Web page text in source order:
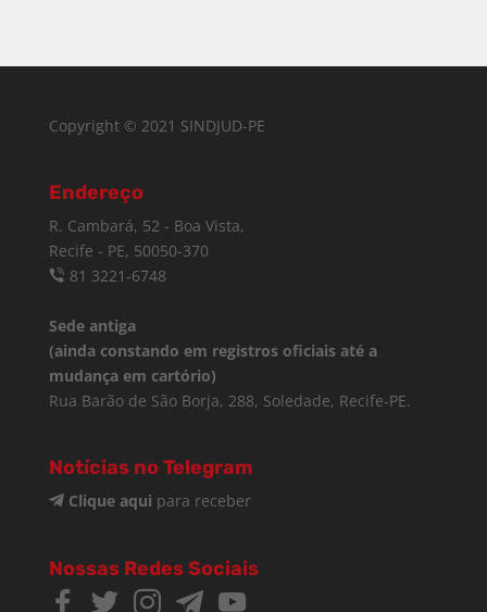
Copyright © 2021 SINDJUD-PE
Endereço
R. Cambará, 52 - Boa Vista,
Recife - PE, 50050-370
81 3221-6748
Sede antiga
(ainda constando em registros oficiais até a
mudança em cartório)
Rua Barão de São Borja, 288, Soledade, Recife-PE.
Notícias no Telegram
Clique aqui para receber
Nossas Redes Sociais